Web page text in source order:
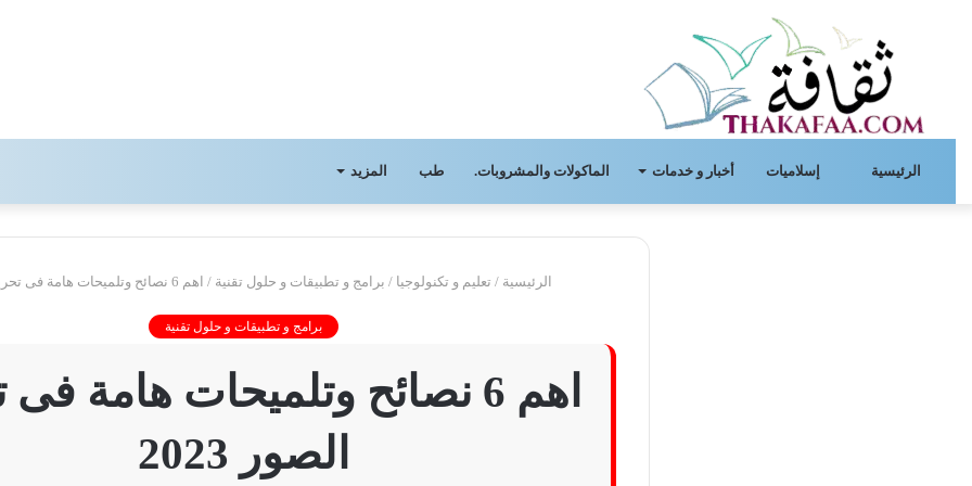
الرئيسية إسلاميات أخبار و خدمات الماكولات والمشروبات. طب المزيد
الرئيسية / تعليم و تكنولوجيا / برامج و تطبيقات و حلول تقنية / اهم 6 نصائح وتلميحات هامة فى تحرير الصور 2023
برامج و تطبيقات و حلول تقنية
اهم 6 نصائح وتلميحات هامة فى
الصور 2023